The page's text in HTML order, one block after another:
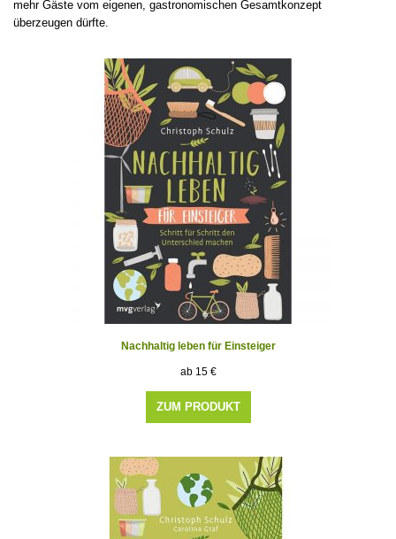
mehr Gäste vom eigenen, gastronomischen Gesamtkonzept
überzeugen dürfte.
Nachhaltig leben für Einsteiger
15 €
ZUM PRODUKT